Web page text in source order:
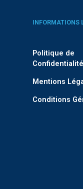
INFORMATIONS
Politique de
Confidentialité
Mentions
Conditions